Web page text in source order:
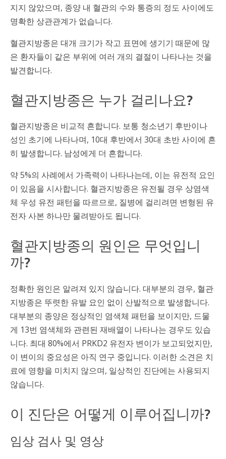
지지 않았으며, 종양 내 혈관의 수와 통증의 정도 사이에도
명확한 상관관계가 없습니다.
혈관지방종은 대개 크기가 작고 표면에 생기기 때문에 많
은 환자들이 같은 부위에 여러 개의 결절이 나타나는 것을
발견합니다.
혈관지방종은 누가 걸리나요?
혈관지방종은 비교적 흔합니다. 보통 청소년기 후반이나
성인 초기에 나타나며, 10대 후반에서 30대 초반 사이에 흔
히 발생합니다. 남성에게 더 흔합니다.
약 5%의 사례에서 가족력이 나타나는데, 이는 유전적 요인
이 있음을 시사합니다. 혈관지방종은 유전될 경우 상염색
체 우성 유전 패턴을 따르므로, 질병에 걸리려면 변형된 유
전자 사본 하나만 물려받아도 됩니다.
혈관지방종의 원인은 무엇입니
까?
정확한 원인은 알려져 있지 않습니다. 대부분의 경우, 혈관
지방종은 뚜렷한 유발 요인 없이 산발적으로 발생합니다.
대부분의 종양은 정상적인 염색체 패턴을 보이지만, 드물
게 13번 염색체와 관련된 재배열이 나타나는 경우도 있습
니다. 최대 80%에서 PRKD2 유전자 변이가 보고되었지만,
이 변이의 중요성은 아직 연구 중입니다. 이러한 소견은 치
료에 영향을 미치지 않으며, 일상적인 진단에는 사용되지
않습니다.
이 진단은 어떻게 이루어집니까?
임상 검사 및 영상